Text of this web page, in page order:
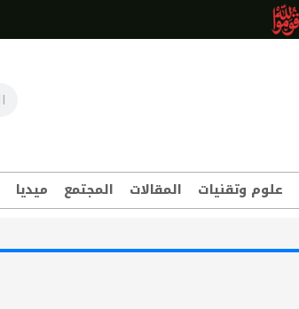
علوم وتقنيات المقالات المجتمع ميديا